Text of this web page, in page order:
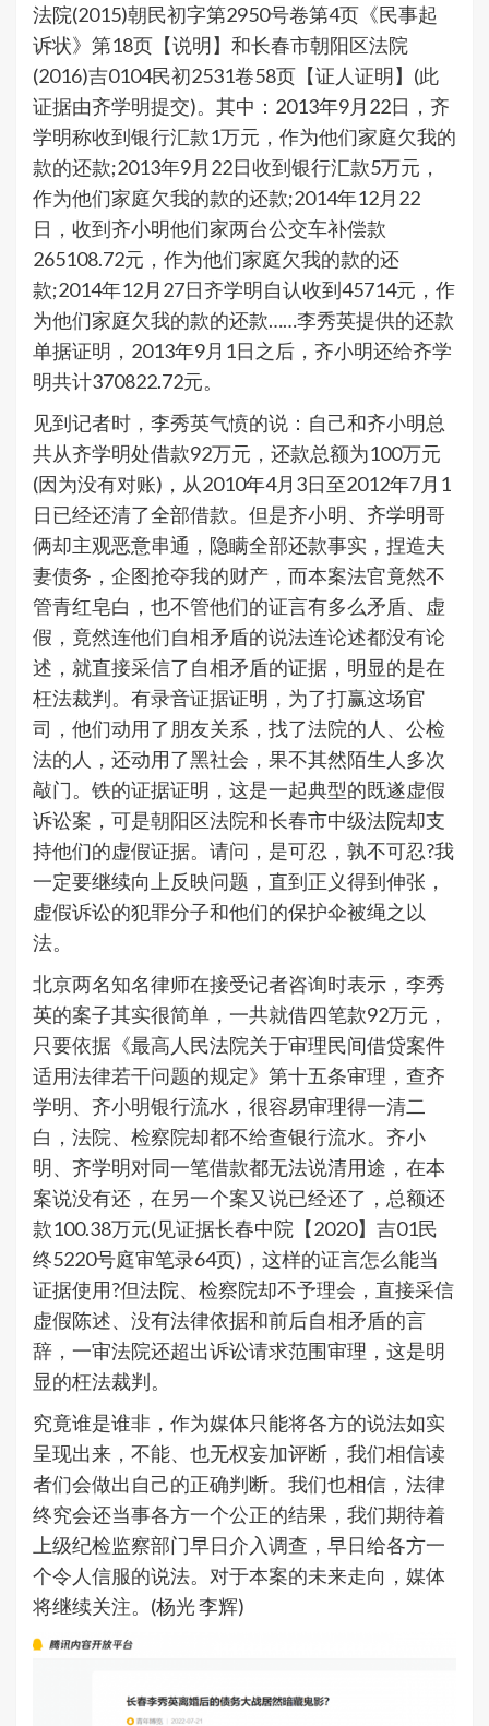
法院(2015)朝民初字第2950号卷第4页《民事起
诉状》第18页【说明】和长春市朝阳区法院
(2016)吉0104民初2531卷58页【证人证明】(此
证据由齐学明提交)。其中：2013年9月22日，齐
学明称收到银行汇款1万元，作为他们家庭欠我的
款的还款;2013年9月22日收到银行汇款5万元，
作为他们家庭欠我的款的还款;2014年12月22
日，收到齐小明他们家两台公交车补偿款
265108.72元，作为他们家庭欠我的款的还
款;2014年12月27日齐学明自认收到45714元，作
为他们家庭欠我的款的还款……李秀英提供的还款
单据证明，2013年9月1日之后，齐小明还给齐学
明共计370822.72元。
见到记者时，李秀英气愤的说：自己和齐小明总
共从齐学明处借款92万元，还款总额为100万元
(因为没有对账)，从2010年4月3日至2012年7月1
日已经还清了全部借款。但是齐小明、齐学明哥
俩却主观恶意串通，隐瞒全部还款事实，捏造夫
妻债务，企图抢夺我的财产，而本案法官竟然不
管青红皂白，也不管他们的证言有多么矛盾、虚
假，竟然连他们自相矛盾的说法连论述都没有论
述，就直接采信了自相矛盾的证据，明显的是在
枉法裁判。有录音证据证明，为了打赢这场官
司，他们动用了朋友关系，找了法院的人、公检
法的人，还动用了黑社会，果不其然陌生人多次
敲门。铁的证据证明，这是一起典型的既遂虚假
诉讼案，可是朝阳区法院和长春市中级法院却支
持他们的虚假证据。请问，是可忍，孰不可忍?我
一定要继续向上反映问题，直到正义得到伸张，
虚假诉讼的犯罪分子和他们的保护伞被绳之以
法。
北京两名知名律师在接受记者咨询时表示，李秀
英的案子其实很简单，一共就借四笔款92万元，
只要依据《最高人民法院关于审理民间借贷案件
适用法律若干问题的规定》第十五条审理，查齐
学明、齐小明银行流水，很容易审理得一清二
白，法院、检察院却都不给查银行流水。齐小
明、齐学明对同一笔借款都无法说清用途，在本
案说没有还，在另一个案又说已经还了，总额还
款100.38万元(见证据长春中院【2020】吉01民
终5220号庭审笔录64页)，这样的证言怎么能当
证据使用?但法院、检察院却不予理会，直接采信
虚假陈述、没有法律依据和前后自相矛盾的言
辞，一审法院还超出诉讼请求范围审理，这是明
显的枉法裁判。
究竟谁是谁非，作为媒体只能将各方的说法如实
呈现出来，不能、也无权妄加评断，我们相信读
者们会做出自己的正确判断。我们也相信，法律
终究会还当事各方一个公正的结果，我们期待着
上级纪检监察部门早日介入调查，早日给各方一
个令人信服的说法。对于本案的未来走向，媒体
将继续关注。(杨光 李辉)